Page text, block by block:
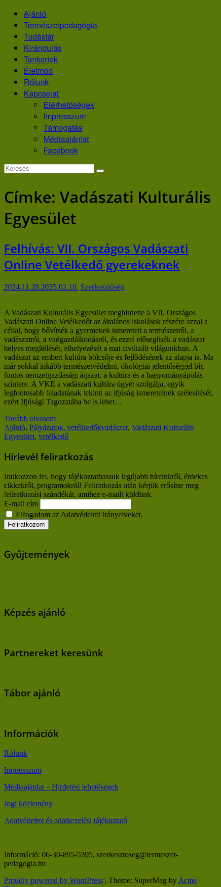
Skip
content
Ajánló
Természetpedagógia
Tudástár
Kirándulás
Tankertek
Életmód
Rólunk
Kapcsolat
Elérhetőségek
Impresszum
Támogatás
Médiaajánlat
Facebook
Címke: Vadászati Kulturális
Egyesület
Felhívás: VII. Országos Vadászati
Online Vetélkedő gyerekeknek
2024.11.28.2025.02.10. Szerkesztőség
A Vadászati Kulturális Egyesület meghirdette a VII. Országos
Vadászati Online Vetélkedőt az általános iskolások részére azzal a
céllal, hogy bővítsék a gyermekek ismereteit a természetről, a
vadászatról, a vadgazdálkodásról, és ezzel elősegítsék a vadászat
helyes megítélését, elhelyezését a mai civilizált világunkban. A
vadászat az emberi kultúra bölcsője és fejlődésének az alapja is. Ma
már sokkal inkább természetvédelmi, ökológiai jelentőséggel bír,
fontos nemzetgazdasági ágazat, a kultúra és a hagyományápolás
színtere. A VKE a vadászati kultúra ügyét szolgálja, egyik
legfontosabb feladatának tekinti az ifjúság ismereteinek szélesítését,
ezért Ifjúsági Tagozatába be is lehet…
Tovább olvasom
Ajánló, Pályázatok, vetélkedőkvadászat, Vadászati Kulturális
Egyesület, vetélkedő
Hírlevél feliratkozás
Iratkozzon fel, hogy tájékoztathassuk legújabb híreinkről, érdekes
cikkekről, programokról! Feliratkozás után kérjük erősítse meg
feliratkozási szándékát, amihez e-mailt küldünk.
E-mail cím
Elfogadom az Adatvédelmi irányelveket.
Gyűjtemények
Képzés ajánló
Partnereket keresünk
Tábor ajánló
Információk
Rólunk
Impresszum
Médiaajánlat – Hirdetési lehetőségek
Jogi közlemény
Adatvédelmi és adatkezelési tájékoztató
Információ: 06-30-895-5395, szerkesztoseg@termeszet-
pedagogia.hu
Proudly powered by WordPress | Theme: SuperMag byAcme